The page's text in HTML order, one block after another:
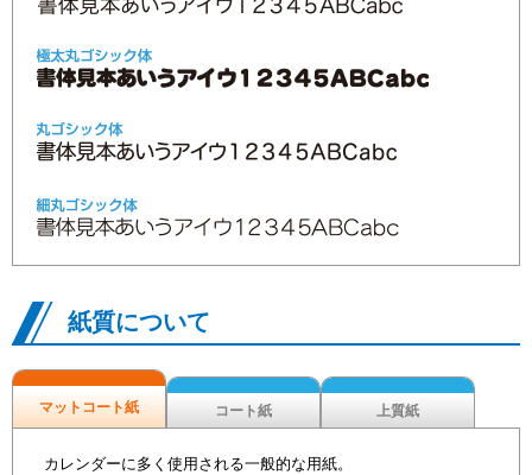
紙質について
マットコート紙 コート紙 上質紙
カレンダーに多く使用される一般的な用紙。